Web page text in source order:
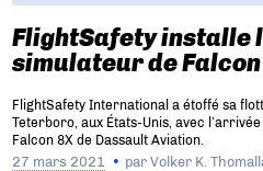
FlightSafety installe
simulateur de Falcon
FlightSafety International a étoffé sa
Teterboro, aux États-Unis, avec
Falcon 8X de Dassault Aviation.
27 mars 2021 parVolker K.